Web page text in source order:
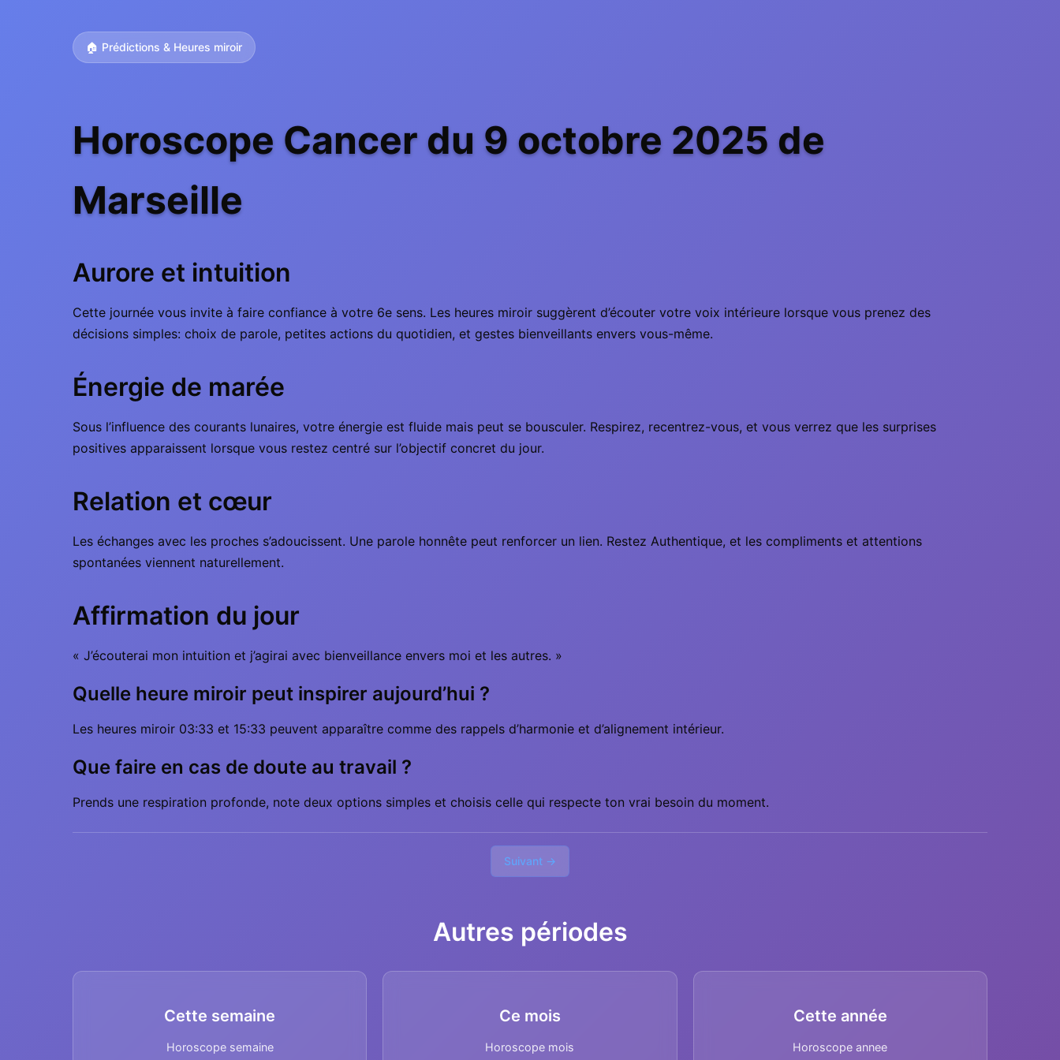
🏠 Prédictions & Heures miroir
Horoscope Cancer du 9 octobre 2025 de
Marseille
Aurore et intuition
Cette journée vous invite à faire confiance à votre 6e sens. Les heures miroir suggèrent d’écouter votre voix intérieure lorsque vous prenez des
décisions simples: choix de parole, petites actions du quotidien, et gestes bienveillants envers vous-même.
Énergie de marée
Sous l’influence des courants lunaires, votre énergie est fluide mais peut se bousculer. Respirez, recentrez-vous, et vous verrez que les surprises
positives apparaissent lorsque vous restez centré sur l’objectif concret du jour.
Relation et cœur
Les échanges avec les proches s’adoucissent. Une parole honnête peut renforcer un lien. Restez Authentique, et les compliments et attentions
spontanées viennent naturellement.
Affirmation du jour
« J’écouterai mon intuition et j’agirai avec bienveillance envers moi et les autres. »
Quelle heure miroir peut inspirer aujourd’hui ?
Les heures miroir 03:33 et 15:33 peuvent apparaître comme des rappels d’harmonie et d’alignement intérieur.
Que faire en cas de doute au travail ?
Prends une respiration profonde, note deux options simples et choisis celle qui respecte ton vrai besoin du moment.
Suivant →
Autres périodes
Cette semaine
Horoscope semaine
Ce mois
Horoscope mois
Cette année
Horoscope annee